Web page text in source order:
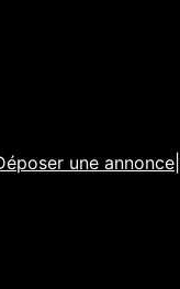
une annonce